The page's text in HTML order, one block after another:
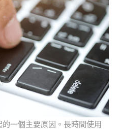
一個主要原因。長時間使用